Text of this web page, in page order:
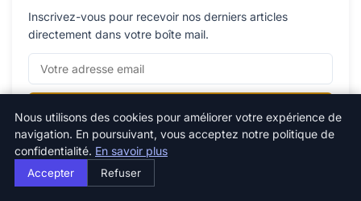
Inscrivez-vous pour recevoir nos derniers articles
directement dans votre boîte mail.
Catégories
Nous utilisons des cookies pour améliorer votre expérience de
navigation. En poursuivant, vous acceptez notre politique de
confidentialité. En savoir plus
Accepter Refuser